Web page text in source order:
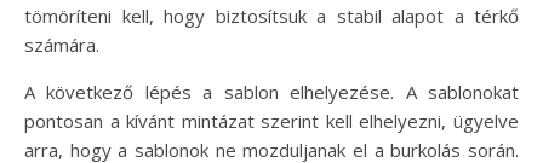
tömöríteni kell, hogy biztosítsuk a stabil alapot a térkő
számára.
A következő lépés a sablon elhelyezése. A sablonokat
pontosan a kívánt mintázat szerint kell elhelyezni, ügyelve
arra, hogy a sablonok ne mozduljanak el a burkolás során.